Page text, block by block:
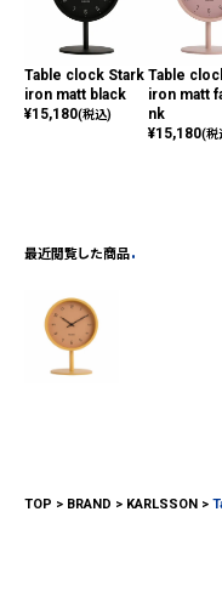
Table clock Stark
iron matt black
¥15,180(税込)
Table
iron matt
nk
¥15,180(税
最近閲覧した商品
TOP BRAND KARLSSON